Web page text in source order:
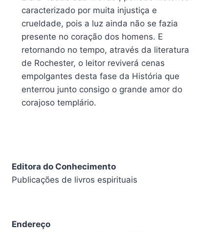
caracterizado por muita injustiça e
crueldade, pois a luz ainda não se fazia
presente no coração dos homens. E
retornando no tempo, através da literatura
de Rochester, o leitor reviverá cenas
empolgantes desta fase da História que
enterrou junto consigo o grande amor do
corajoso templário.
Editora do Conhecimento
Publicações de livros espirituais
Endereço